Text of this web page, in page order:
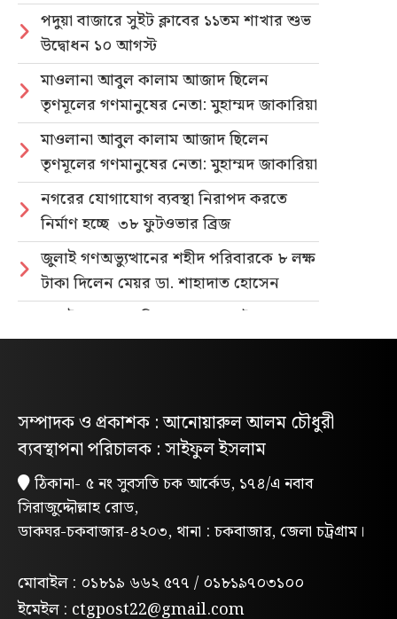
পদুয়া বাজারে সুইট ক্লাবের ১১তম শাখার শুভ
উদ্বোধন ১০ আগস্ট
মাওলানা আবুল কালাম আজাদ ছিলেন
তৃণমূলের গণমানুষের নেতা: মুহাম্মদ জাকারিয়া
মাওলানা আবুল কালাম আজাদ ছিলেন
তৃণমূলের গণমানুষের নেতা: মুহাম্মদ জাকারিয়া
নগরের যোগাযোগ ব্যবস্থা নিরাপদ করতে
নির্মাণ হচ্ছে ৩৮ ফুটওভার ব্রিজ
জুলাই গণঅভ্যুত্থানের শহীদ পরিবারকে ৮ লক্ষ
টাকা দিলেন মেয়র ডা. শাহাদাত হোসেন
জুলাই গণহত্যার বিচার ও গণভোটের গণরায়
বাস্তবায়নের দাবিতে জাতীয় ছাত্রশক্তির
পরিবেশবান্ধব ই-রিকশার লাইসেন্স
গণভোটের রায় ও জুলাই সনদ বাস্তবায়নের
দাবিতে লোহাগাড়ায় ছাত্রশিবিরের বিক্ষোভ
মিছিল
“চাঁদা নাপেয়ে পেঁপে বাগান ধ্বংস: পাহাড়ি
সন্ত্রাসীদের গ্রেপ্তারের দাবিতে পিসিসিপির
বিক্ষোভ”
সম্পাদক ও প্রকাশক : আনোয়ারুল আলম চৌধুরী
ব্যবস্থাপনা পরিচালক : সাইফুল ইসলাম
ঠিকানা- ৫ নং সুবসতি চক আর্কেড, ১৭৪/এ নবাব
সিরাজুদ্দৌল্লাহ রোড,
ডাকঘর-চকবাজার-৪২০৩, থানা : চকবাজার, জেলা চট্রগ্রাম।
মোবাইল : ০১৮১৯ ৬৬২ ৫৭৭ / ০১৮১৯৭০৩১০০
ইমেইল : ctgpost22@gmail.com